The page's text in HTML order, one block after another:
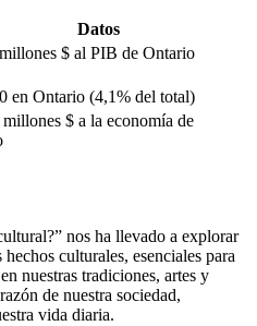
Datos
$ al PIB de Ontario
en Ontario (4,1% del total)
$ a la economía de
nos ha llevado a explorar
culturales, esenciales para
nuestras tradiciones, artes y
de nuestra sociedad,
vida diaria.